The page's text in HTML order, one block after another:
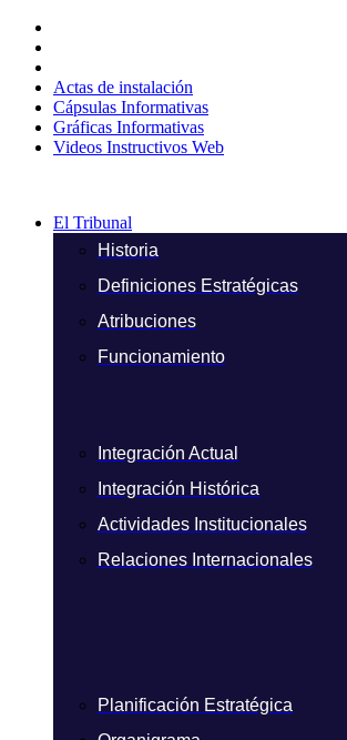
contenido
Actas de instalación
Cápsulas Informativas
Gráficas Informativas
Videos Instructivos Web
El Tribunal
Historia
Definiciones Estratégicas
Atribuciones
Funcionamiento
Integración Actual
Integración Histórica
Actividades Institucionales
Relaciones Internacionales
Planificación Estratégica